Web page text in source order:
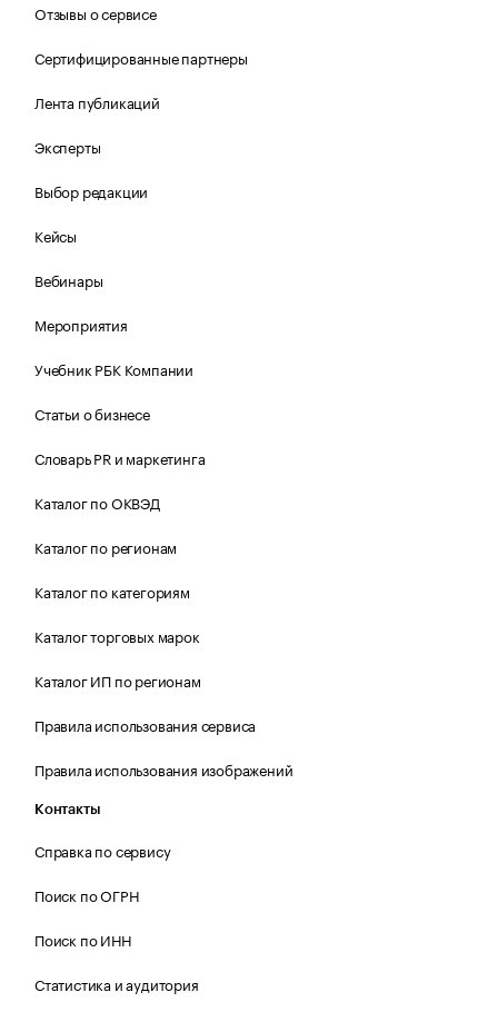
Отзывы о сервисе
Сертифицированные партнеры
Лента публикаций
Эксперты
Выбор редакции
Кейсы
Вебинары
Мероприятия
Учебник РБК Компании
Статьи о бизнесе
Словарь PR и маркетинга
Каталог по ОКВЭД
Каталог по регионам
Каталог по категориям
Каталог торговых марок
Каталог ИП по регионам
Правила использования сервиса
Правила использования изображений
Контакты
Справка по сервису
Поиск по ОГРН
Поиск по ИНН
Статистика и аудитория